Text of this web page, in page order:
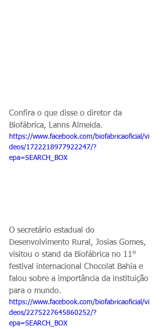
Confira o que disse o diretor da
Biofábrica, Lanns Almeida.
https://www.facebook.com/biofabricaoficial/vi
deos/1722218977922247/?
epa=SEARCH_BOX
O secretário estadual do
Desenvolvimento Rural, Josias Gomes,
visitou o stand da Biofábrica no 11°
festival internacional Chocolat Bahia e
falou sobre a importância da instituição
para o mundo.
https://www.facebook.com/biofabricaoficial/vi
deos/2275227645860252/?
epa=SEARCH_BOX